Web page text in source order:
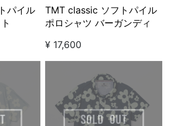
パイル
TMT classic ソフトパイル
ポロシャツ バーガンディ
¥ 17,600